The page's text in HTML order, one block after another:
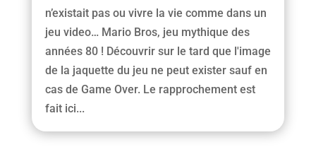
n’existait pas ou vivre la vie comme dans un
jeu video… Mario Bros, jeu mythique des
années 80 ! Découvrir sur le tard que l'image
de la jaquette du jeu ne peut exister sauf en
cas de Game Over. Le rapprochement est
fait ici...